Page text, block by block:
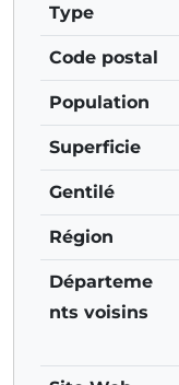
Type
Code postal
Population
Superficie
Gentilé
Région
Départeme
nts voisins